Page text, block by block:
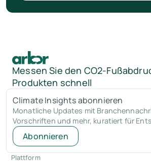
Messen Sie den CO2-
Produkten schnell
Climate Insights abonnieren
Monatliche Updates mit
Vorschriften und mehr, kuratiert für
Abonnieren
Plattform